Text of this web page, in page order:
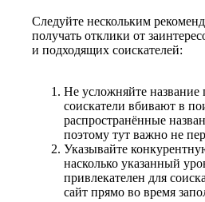
Следуйте нескольким
получать отклики от
и подходящих соискателей:
Не усложняйте название
соискатели вбивают в
распространённые
поэтому тут важно не
Указывайте
насколько указанный
привлекателен для
сайт прямо во время